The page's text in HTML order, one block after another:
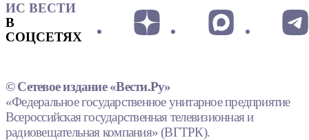
ИС ВЕСТИ
В
СОЦСЕТЯХ
© Сетевое издание «Вести.Ру»
«Федеральное государственное унитарное предприятие
Всероссийская государственная телевизионная и
радиовещательная компания» (ВГТРК).